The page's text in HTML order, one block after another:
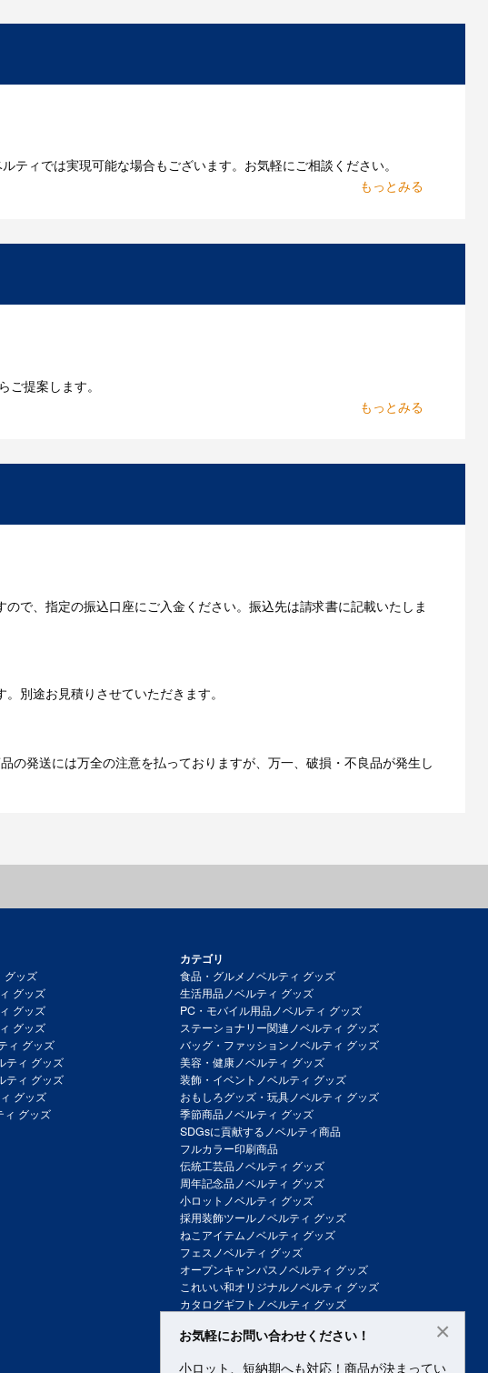
ィでは実現可能な場合もございます。お気軽にご相談ください。
提案します。
で、指定の振込口座にご入金ください。振込先は請求書に記載いたしま
別途お見積りさせていただきます。
の発送には万全の注意を払っておりますが、万一、破損・不良品が発生し
グッズ
グッズ
グッズ
グッズ
ィ グッズ
ティ グッズ
ティ グッズ
グッズ
ィ グッズ
カテゴリ
食品・グルメノベルティ グッズ
生活用品ノベルティ グッズ
PC・モバイル用品ノベルティ グッズ
ステーショナリー関連ノベルティ グッズ
バッグ・ファッションノベルティ グッズ
美容・健康ノベルティ グッズ
装飾・イベントノベルティ グッズ
おもしろグッズ・玩具ノベルティ グッズ
季節商品ノベルティ グッズ
SDGsに貢献するノベルティ商品
フルカラー印刷商品
伝統工芸品ノベルティ グッズ
周年記念品ノベルティ グッズ
小ロットノベルティ グッズ
採用装飾ツールノベルティ グッズ
ねこアイテムノベルティ グッズ
フェスノベルティ グッズ
オープンキャンパスノベルティ グッズ
これいい和オリジナルノベルティ グッズ
カタログギフトノベルティ グッズ
お気軽にお問い合わせください！
小ロット、短納期へも対応！商品が決まってい
×